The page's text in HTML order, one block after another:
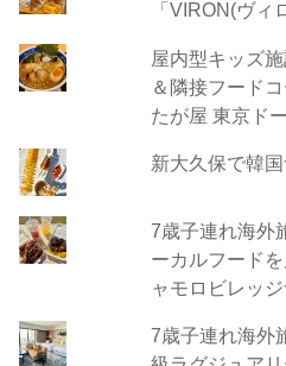
「VIRON(ヴィ
屋内型キッズ
＆隣接フード
たが屋 東京ド
新大久保で韓
7歳子連れ海外
ーカルフード
ャモロビレッ
7歳子連れ海外